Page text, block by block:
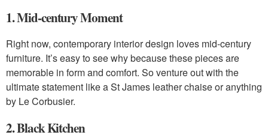
1. Mid-century Moment
Right now, contemporary interior design loves mid-century
furniture. It’s easy to see why because these pieces are
memorable in form and comfort. So venture out with the
ultimate statement like a St James leather chaise or anything
by Le Corbusier.
2. Black Kitchen